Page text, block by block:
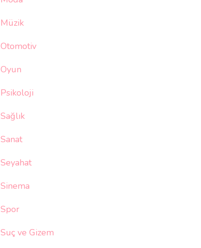
Müzik
Otomotiv
Oyun
Psikoloji
Sağlık
Sanat
Seyahat
Sinema
Spor
Suç ve Gizem